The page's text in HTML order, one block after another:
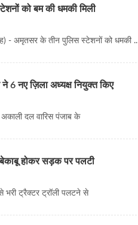
को बम की धमकी मिली
- अमृतसर के तीन पुलिस स्टेशनों को धमकी ..
6 नए ज़िला अध्यक्ष नियुक्त किए
दल वारिस पंजाब के
बेकाबू होकर सड़क पर पलटी
ट्रैक्टर ट्रॉली पलटने से